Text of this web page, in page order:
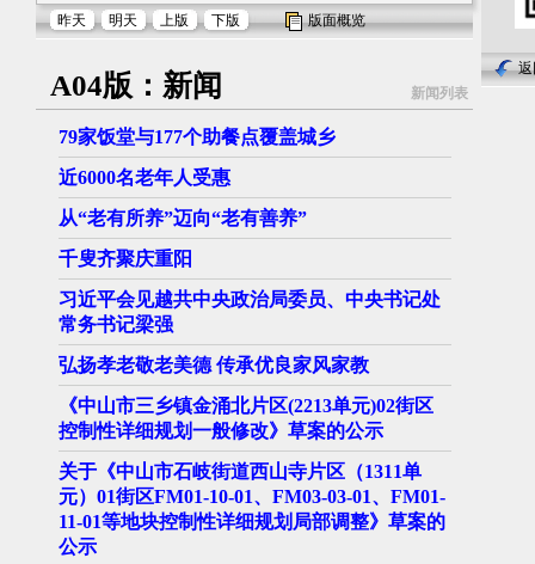
昨天 明天 上版 下版 版面概览
A04版：新闻 新闻列表
79家饭堂与177个助餐点覆盖城乡
近6000名老年人受惠
从“老有所养”迈向“老有善养”
千叟齐聚庆重阳
习近平会见越共中央政治局委员、中央书记处
常务书记梁强
弘扬孝老敬老美德 传承优良家风家教
《中山市三乡镇金涌北片区(2213单元)02街区
控制性详细规划一般修改》草案的公示
关于《中山市石岐街道西山寺片区（1311单
元）01街区FM01-10-01、FM03-03-01、FM01-
11-01等地块控制性详细规划局部调整》草案的
公示
返